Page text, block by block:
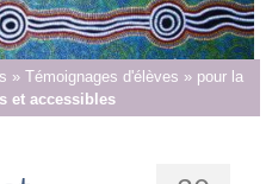
» Témoignages d'élèves » pour la
et accessibles